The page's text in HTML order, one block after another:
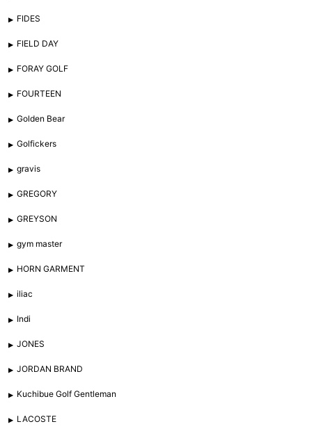
FIDES
FIELD DAY
FORAY GOLF
FOURTEEN
Golden Bear
Golfickers
gravis
GREGORY
GREYSON
gym master
HORN GARMENT
iliac
Indi
JONES
JORDAN BRAND
Kuchibue Golf Gentleman
LACOSTE